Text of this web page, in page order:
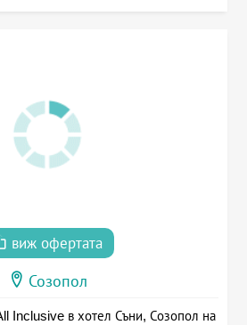
виж офертата
Созопол
Inclusive в хотел Съни, Созопол на